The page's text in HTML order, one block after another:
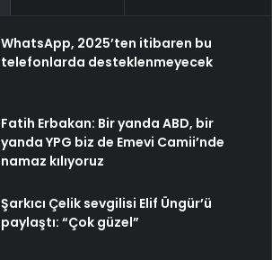
WhatsApp, 2025’ten itibaren bu
telefonlarda desteklenmeyecek
Fatih Erbakan: Bir yanda ABD, bir
yanda YPG biz de Emevi Camii’nde
namaz kılıyoruz
Şarkıcı Çelik sevgilisi Elif Üngür’ü
paylaştı: “Çok güzel”